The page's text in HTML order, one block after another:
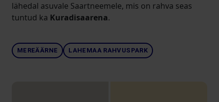
lähedal asuvale Saartneemele, mis on rahva seas
tuntud ka Kuradisaarena.
MEREÄÄRNE LAHEMAA RAHVUSPARK